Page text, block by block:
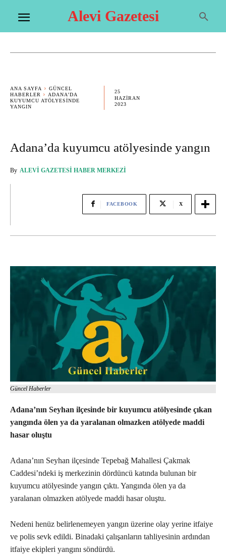
Alevi Gazetesi
ANA SAYFA
GÜNCEL
HABERLER
ADANA’DA
KUYUMCU ATÖLYESINDE
YANGIN
25
HAZIRAN
2023
Adana’da kuyumcu atölyesinde yangın
By ALEVI GAZETESI HABER MERKEZI
FACEBOOK X
Güncel Haberler
Adana’nın Seyhan ilçesinde bir kuyumcu atölyesinde çıkan
yangında ölen ya da yaralanan olmazken atölyede maddi
hasar oluştu
Adana’nın Seyhan ilçesinde Tepebağ Mahallesi Çakmak
Caddesi’ndeki iş merkezinin dördüncü katında bulunan bir
kuyumcu atölyesinde yangın çıktı. Yangında ölen ya da
yaralanan olmazken atölyede maddi hasar oluştu.
Nedeni henüz belirlenemeyen yangın üzerine olay yerine itfaiye
ve polis sevk edildi. Binadaki çalışanların tahliyesinin ardından
itfaiye ekipleri yangını söndürdü.